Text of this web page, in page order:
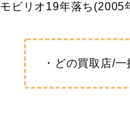
モビリオ19年落ち(2005
・どの買取店/